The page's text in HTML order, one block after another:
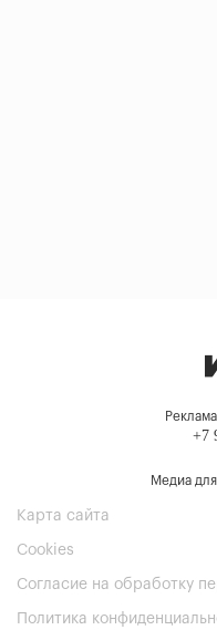
+7
Медиа
Карта сайта
Cookies
Согласие на обработку
Политика